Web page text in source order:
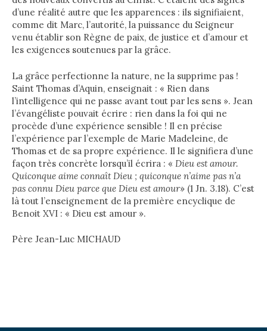
d’une réalité autre que les apparences : ils signifiaient,
comme dit Marc, l’autorité, la puissance du Seigneur
venu établir son Règne de paix, de justice et d’amour et
les exigences soutenues par la grâce.
La grâce perfectionne la nature, ne la supprime pas !
Saint Thomas d’Aquin, enseignait : « Rien dans
l’intelligence qui ne passe avant tout par les sens ». Jean
l’évangéliste pouvait écrire : rien dans la foi qui ne
procède d’une expérience sensible ! Il en précise
l’expérience par l’exemple de Marie Madeleine, de
Thomas et de sa propre expérience. Il le signifiera d’une
façon très concrète lorsqu’il écrira : « Dieu est amour.
Quiconque aime connaît Dieu ; quiconque n’aime pas n’a
pas connu Dieu parce que Dieu est amour» (1 Jn. 3.18). C’est
là tout l’enseignement de la première encyclique de
Benoit XVI : « Dieu est amour ».
Père Jean-Luc MICHAUD